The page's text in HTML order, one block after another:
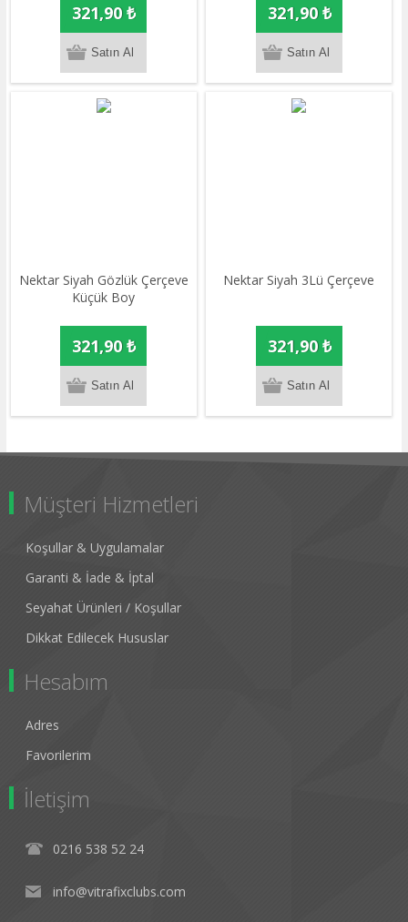
321,90 ₺ 321,90 ₺
Nektar Siyah Gözlük Çerçeve
Küçük Boy
321,90 ₺
Nektar Siyah 3Lü Çerçeve
321,90 ₺
Müşteri Hizmetleri
Koşullar & Uygulamalar
Garanti & İade & İptal
Seyahat Ürünleri / Koşullar
Dikkat Edilecek Hususlar
Hesabım
Adres
Favorilerim
İletişim
0216 538 52 24
info@vitrafixclubs.com